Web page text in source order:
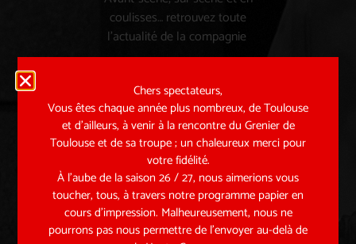
coulisses… retrouvez toute
l’actualité de la compagnie
ENVOYER
Chers spectateurs,
Vous êtes chaque année plus nombreux, de Toulouse
et d’ailleurs, à venir à la rencontre du Grenier de
Toulouse et de sa troupe ; un chaleureux merci pour
votre fidélité.
À l’aube de la saison 26 / 27, nous aimerions vous
toucher, tous, à travers notre programme papier en
cours d’impression. Malheureusement, nous ne
pourrons pas nous permettre de l’envoyer au-delà de